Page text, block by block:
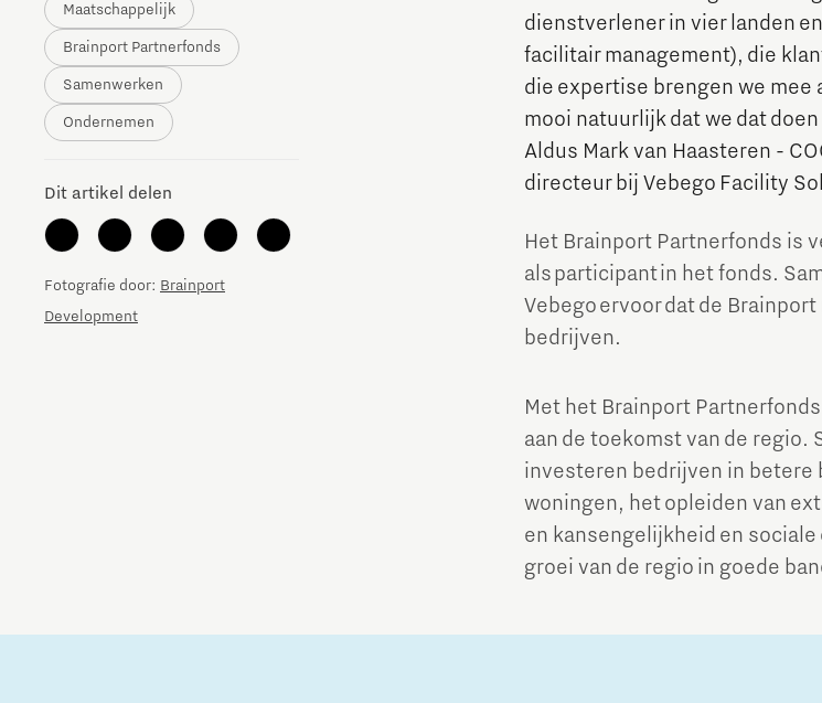
Integrated Photonics Micro and nano
The Gate voor tech startups
Hoe bescherm ik mijn idee?
Brainport Networking Financials
Maatschappelijk
Brainport Partnerfonds
Samenwerken
Ondernemen
Dit artikel delen
Fotografie door: Brainport
Development
dienstverlener in vier landen
facilitair management), die
die expertise brengen we
mooi natuurlijk dat we dat
Aldus Mark van Haasteren -
directeur bij Vebego Facility
Het Brainport Partnerfonds is
als participant in het fonds.
Vebego ervoor dat de
bedrijven.
Met het Brainport
aan de toekomst van de regio.
investeren bedrijven in betere
woningen, het opleiden van
en kansengelijkheid en
groei van de regio in goede